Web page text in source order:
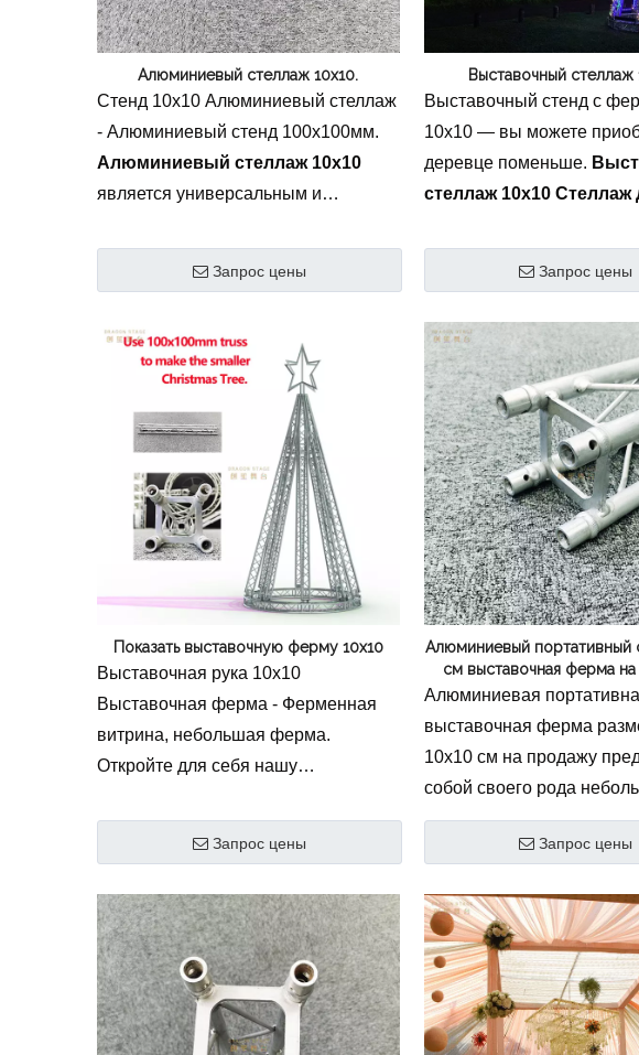
Сценические
Алюминиевый стеллаж 10х10.
Стенд 10х10 Алюминиевый стеллаж
- Алюминиевый стенд 100х100мм.
Алюминиевый стеллаж 10x10
является универсальным и
торговая ярмарка стендовое
решение. Эта модульная стойка,
алюминия 6082-T6, представляет
собой элегантный
высокотехнологичный каркас с
впечатляющим внешним видом.
грузоподъемность, идеально
подходит для корпоративных
дисплеев, медиа-фонов и
рекламных мероприятий.
Запрос цены
Выставочный стеллаж
Выставочный стенд с
10х10 — вы можете
деревце поменьше.
стеллаж 10x10 Стеллаж
профессиональный
выставка и торговая
система размером 10x10
м), изготовленная из
высокопрочного
предлагает идеальный
портативности и
особенностей.
что делает его
рекламных стендов и
корпоративных брендов.
Запрос цены
Показать выставочную ферму 10x10
Выставочная рука 10x10
Выставочная ферма - Ферменная
витрина, небольшая ферма.
Откройте для себя нашу
ферму Show 10x10, универсальную
алюминиевую ферменную систему,
установки и впечатляющих
представлений. Эта выставочная
ферма 10x10, изготовленная из
высокопрочного алюминиевого
сплава, обеспечивает
Запрос цены
Алюминиевый портативный
см выставочная ферма
Алюминиевая
выставочная ферма
10x10 см на продажу
собой своего рода
умную портативную
возведения выставочного
портативную
для выставочных
класса размером 10x10
профессионально
быстрой установки и
Запрос цены